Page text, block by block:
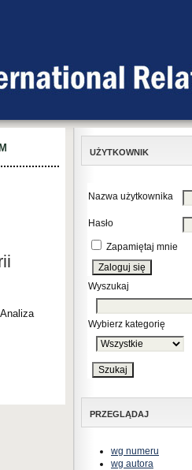
UŻYTKOWNIK
Nazwa użytkownika
Hasło
Zapamiętaj mnie
Wyszukaj
Wybierz kategorię
PRZEGLĄDAJ
wg numeru
wg autora